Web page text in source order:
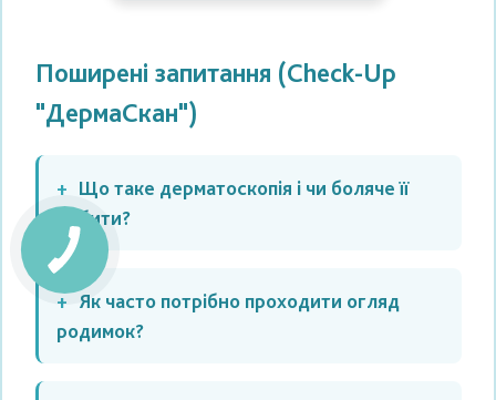
Поширені запитання (Check-Up
"ДермаСкан")
Що таке дерматоскопія і чи боляче її
робити?
Як часто потрібно проходити огляд
родимок?